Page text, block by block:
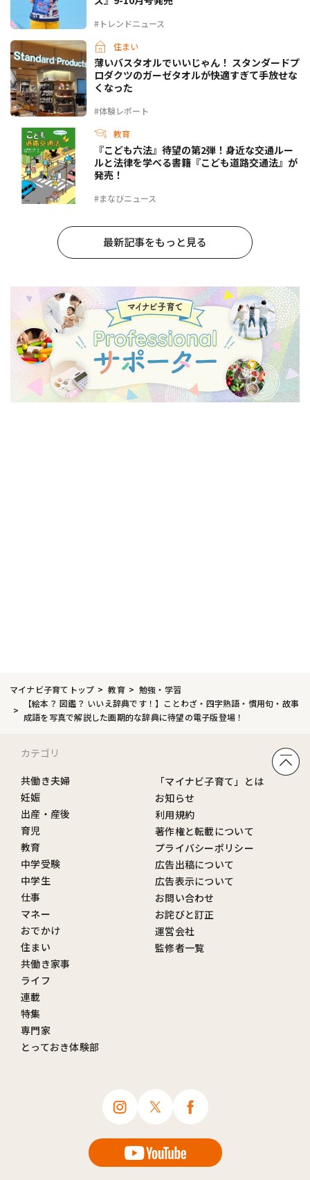
#トレンドニュース
住まい
#体験レポート
薄いバスタオルでいいじゃん！ スタンダードプ
ロダクツのガーゼタオルが快適すぎて手放せな
くなった
教育
#まなびニュース
『こども六法』待望の第2弾！身近な交通ルー
ルと法律を学べる書籍『こども道路交通法』が
発売！
最新記事をもっと見る
マイナビ子育てトップ 教育
勉強・学習
【絵本？ 図鑑？ いいえ辞典です！】ことわざ・四字熟語・慣用句・故事
成語を写真で解説した画期的な辞典に待望の電子版登場！
カテゴリ
共働き夫婦
妊娠
出産・産後
育児
教育
中学受験
中学生
仕事
マネー
おでかけ
住まい
共働き家事
ライフ
連載
特集
専門家
とっておき体験部
「マイナビ子育て」とは
お知らせ
利用規約
著作権と転載について
プライバシーポリシー
広告出稿について
広告表示について
お問い合わせ
お詫びと訂正
運営会社
監修者一覧